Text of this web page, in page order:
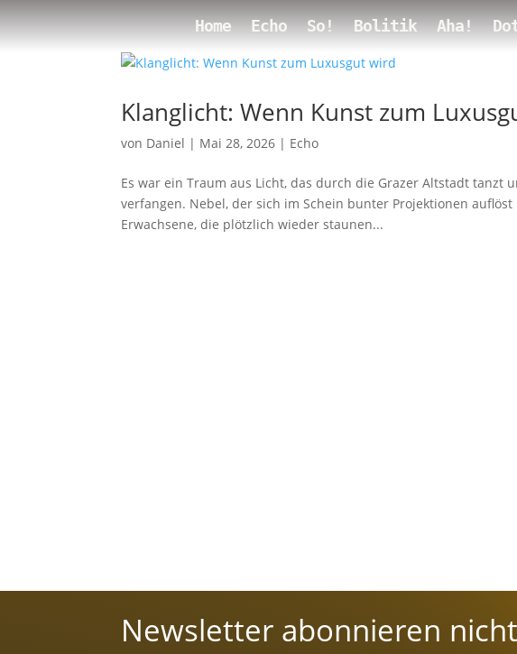
Home Echo So! Bolitik Aha!
Klanglicht: Wenn Kunst zum
von Daniel | Mai 28, 2026 | Echo
Es war ein Traum aus Licht, das durch die Grazer Altstadt tanzt
verfangen. Nebel, der sich im Schein bunter Projektionen
Erwachsene, die plötzlich wieder staunen...
Newsletter abonnieren